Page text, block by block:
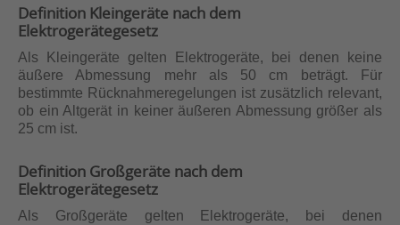
Definition Kleingeräte nach dem
Elektrogerätegesetz
Als Kleingeräte gelten Elektrogeräte, bei denen keine
äußere Abmessung mehr als 50 cm beträgt. Für
bestimmte Rücknahmeregelungen ist zusätzlich relevant,
ob ein Altgerät in keiner äußeren Abmessung größer als
25 cm ist.
Definition Großgeräte nach dem
Elektrogerätegesetz
Als Großgeräte gelten Elektrogeräte, bei denen